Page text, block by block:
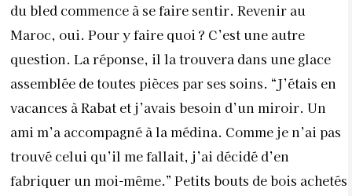
du bled commence à se faire sentir. Revenir au
Maroc, oui. Pour y faire quoi ? C’est une autre
question. La réponse, il la trouvera dans une glace
assemblée de toutes pièces par ses soins. “J’étais en
vacances à Rabat et j’avais besoin d’un miroir. Un
ami m’a accompagné à la médina. Comme je n’ai pas
trouvé celui qu’il me fallait, j’ai décidé d’en
fabriquer un moi-même.” Petits bouts de bois achetés